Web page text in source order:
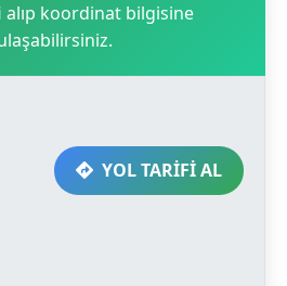
koordinat bilgisine
YOL TARİFİ AL